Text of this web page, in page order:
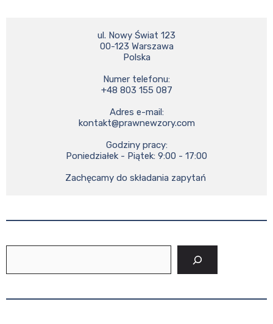
ul. Nowy Świat 123
00-123 Warszawa
Polska
Numer telefonu:
+48 803 155 087
kontakt@prawnewzory.com
Godziny pracy:
Poniedziałek - Piątek: 9:00 - 17:00
Zachęcamy do składania zapytań